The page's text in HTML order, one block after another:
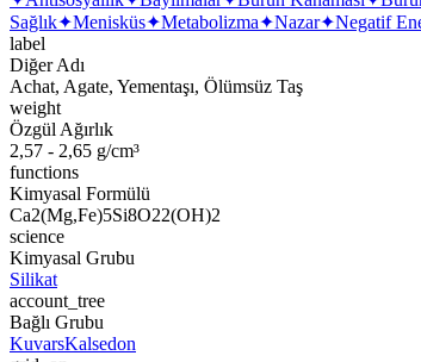
Sağlık✦Menisküs✦Metabolizma✦Nazar✦Negatif
label
Diğer Adı
Achat, Agate, Yementaşı, Ölümsüz Taş
weight
Özgül Ağırlık
2,57 - 2,65 g/cm³
functions
Kimyasal Formülü
Ca2(Mg,Fe)5Si8O22(OH)2
science
Kimyasal Grubu
Silikat
account_tree
Bağlı Grubu
KuvarsKalsedon